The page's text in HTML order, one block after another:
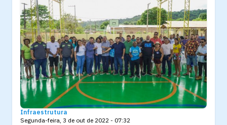
Infraestrutura
Segunda-feira, 3 de out de 2022 - 07:32